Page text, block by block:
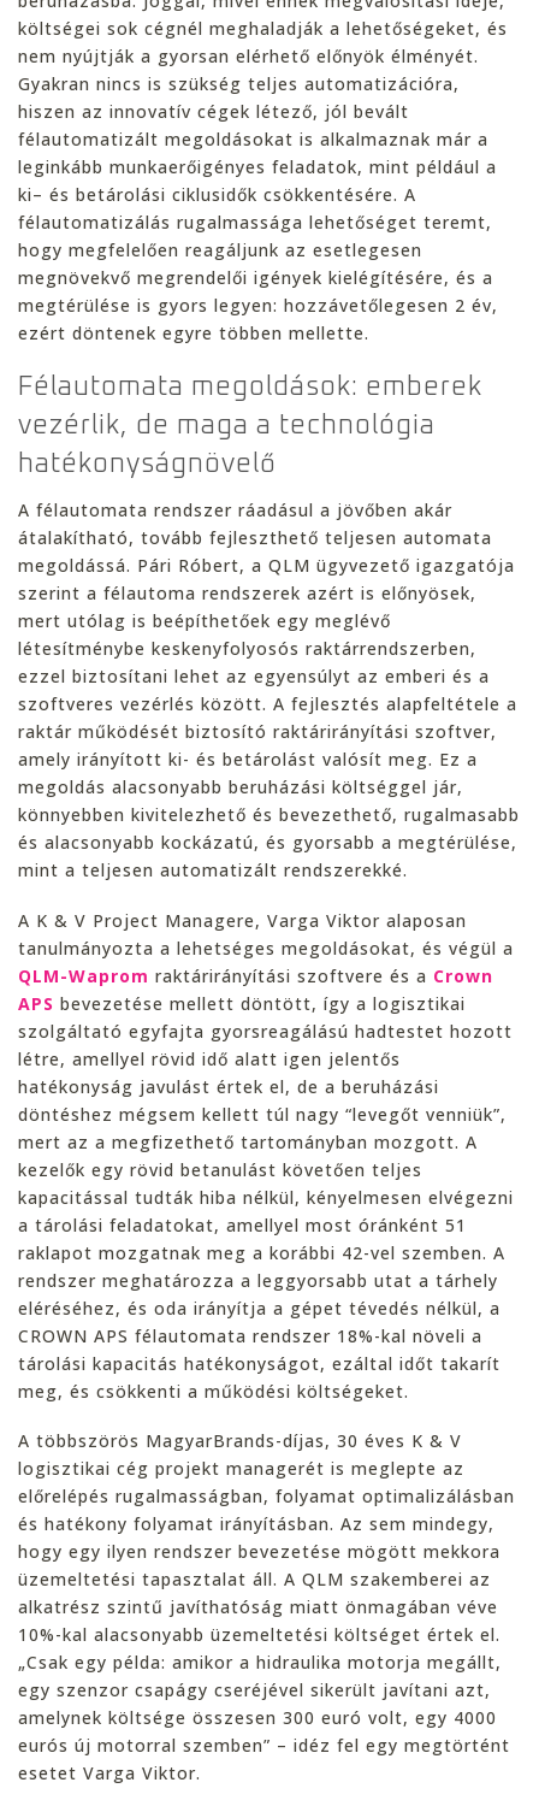
költségei sok cégnél meghaladják a lehetőségeket, és
nem nyújtják a gyorsan elérhető előnyök élményét.
Gyakran nincs is szükség teljes automatizációra,
hiszen az innovatív cégek létező, jól bevált
félautomatizált megoldásokat is alkalmaznak már a
leginkább munkaerőigényes feladatok, mint például a
ki– és betárolási ciklusidők csökkentésére. A
félautomatizálás rugalmassága lehetőséget teremt,
hogy megfelelően reagáljunk az esetlegesen
megnövekvő megrendelői igények kielégítésére, és a
megtérülése is gyors legyen: hozzávetőlegesen 2 év,
ezért döntenek egyre többen mellette.
Félautomata megoldások: emberek
vezérlik, de maga a technológia
hatékonyságnövelő
A félautomata rendszer ráadásul a jövőben akár
átalakítható, tovább fejleszthető teljesen automata
megoldássá. Pári Róbert, a QLM ügyvezető igazgatója
szerint a félautoma rendszerek azért is előnyösek,
mert utólag is beépíthetőek egy meglévő
létesítménybe keskenyfolyosós raktárrendszerben,
ezzel biztosítani lehet az egyensúlyt az emberi és a
szoftveres vezérlés között. A fejlesztés alapfeltétele a
raktár működését biztosító raktárirányítási szoftver,
amely irányított ki- és betárolást valósít meg. Ez a
megoldás alacsonyabb beruházási költséggel jár,
könnyebben kivitelezhető és bevezethető, rugalmasabb
és alacsonyabb kockázatú, és gyorsabb a megtérülése,
mint a teljesen automatizált rendszerekké.
A K & V Project Managere, Varga Viktor alaposan
tanulmányozta a lehetséges megoldásokat, és végül a
QLM-Waprom raktárirányítási szoftvere és a Crown
APS bevezetése mellett döntött, így a logisztikai
szolgáltató egyfajta gyorsreagálású hadtestet hozott
létre, amellyel rövid idő alatt igen jelentős
hatékonyság javulást értek el, de a beruházási
döntéshez mégsem kellett túl nagy “levegőt venniük”,
mert az a megfizethető tartományban mozgott. A
kezelők egy rövid betanulást követően teljes
kapacitással tudták hiba nélkül, kényelmesen elvégezni
a tárolási feladatokat, amellyel most óránként 51
raklapot mozgatnak meg a korábbi 42-vel szemben. A
rendszer meghatározza a leggyorsabb utat a tárhely
eléréséhez, és oda irányítja a gépet tévedés nélkül, a
CROWN APS félautomata rendszer 18%-kal növeli a
tárolási kapacitás hatékonyságot, ezáltal időt takarít
meg, és csökkenti a működési költségeket.
A többszörös MagyarBrands-díjas, 30 éves K & V
logisztikai cég projekt managerét is meglepte az
előrelépés rugalmasságban, folyamat optimalizálásban
és hatékony folyamat irányításban. Az sem mindegy,
hogy egy ilyen rendszer bevezetése mögött mekkora
üzemeltetési tapasztalat áll. A QLM szakemberei az
alkatrész szintű javíthatóság miatt önmagában véve
10%-kal alacsonyabb üzemeltetési költséget értek el.
„Csak egy példa: amikor a hidraulika motorja megállt,
egy szenzor csapágy cseréjével sikerült javítani azt,
amelynek költsége összesen 300 euró volt, egy 4000
eurós új motorral szemben” – idéz fel egy megtörtént
esetet Varga Viktor.